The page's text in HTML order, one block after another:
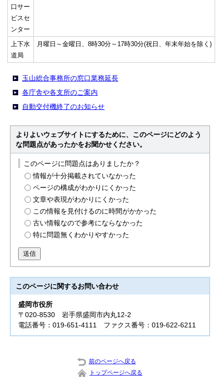
口サー
ビスセ
ンター
上下水
道局
月曜日～金曜日、8時30分～17時30分(祝日、年末年始を除く)
玉山総合事務所の窓口業務延長
各庁舎や各支所のご案内
自動交付機終了のお知らせ
よりよいウェブサイトにするために、このページにどのよう
な問題点があったかをお聞かせください。
このページに問題点はありましたか？
情報が十分掲載されていなかった
ページの構成がわかりにくかった
文章や表現がわかりにくかった
この情報を見付けるのに時間がかかった
古い情報なので参考にならなかった
特に問題無くわかりやすかった
送信
このページに関するお問い合わせ
盛岡市役所
〒020-8530 岩手県盛岡市内丸12-2
電話番号：019-651-4111 ファクス番号：019-622-6211
前のページへ戻る
トップページへ戻る